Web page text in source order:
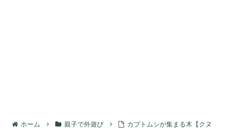
ホーム 親子で外遊び
カブトムシが集まる木【クヌ